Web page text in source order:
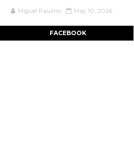
Miguel Paulino May 10, 2026
FACEBOOK